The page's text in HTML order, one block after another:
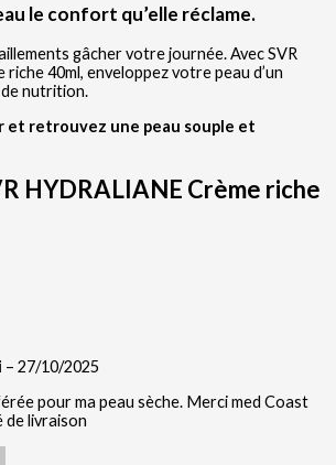
le confort qu’elle réclame.
gâcher votre journée. Avec SVR
40ml, enveloppez votre peau d’un
nutrition.
et retrouvez une peau souple et
HYDRALIANE Crème riche
– 27/10/2025
pour ma peau sèche. Merci med Coast
de livraison